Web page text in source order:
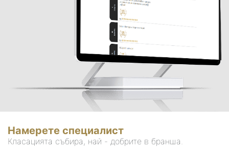
Намерете специалист
Класацията събира, най - добрите в бранша.